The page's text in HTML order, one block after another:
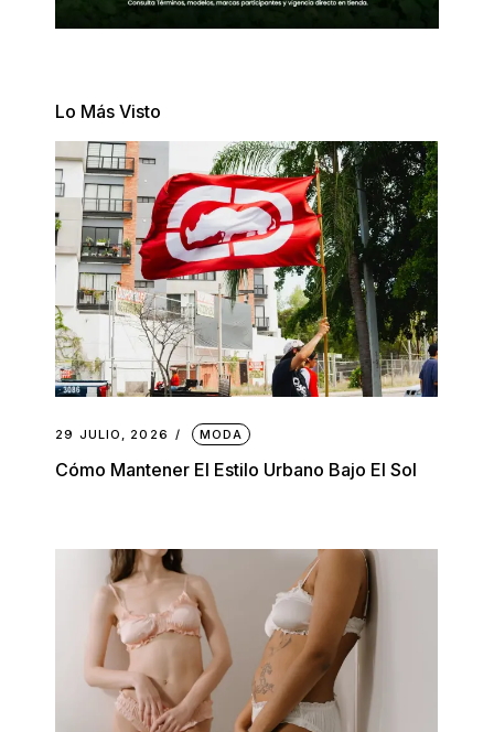
Lo Más Visto
29 JULIO, 2026 MODA
Cómo Mantener El Estilo Urbano Bajo El Sol